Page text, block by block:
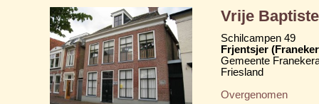
Vrije
Schilcampen 49
Frjentsjer
Gemeente
Friesland
Overgenomen